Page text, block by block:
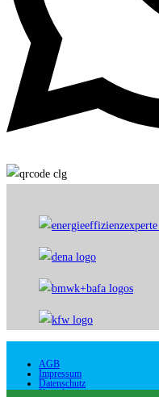
AGB
Impressum
Datenschutz
Kontakt